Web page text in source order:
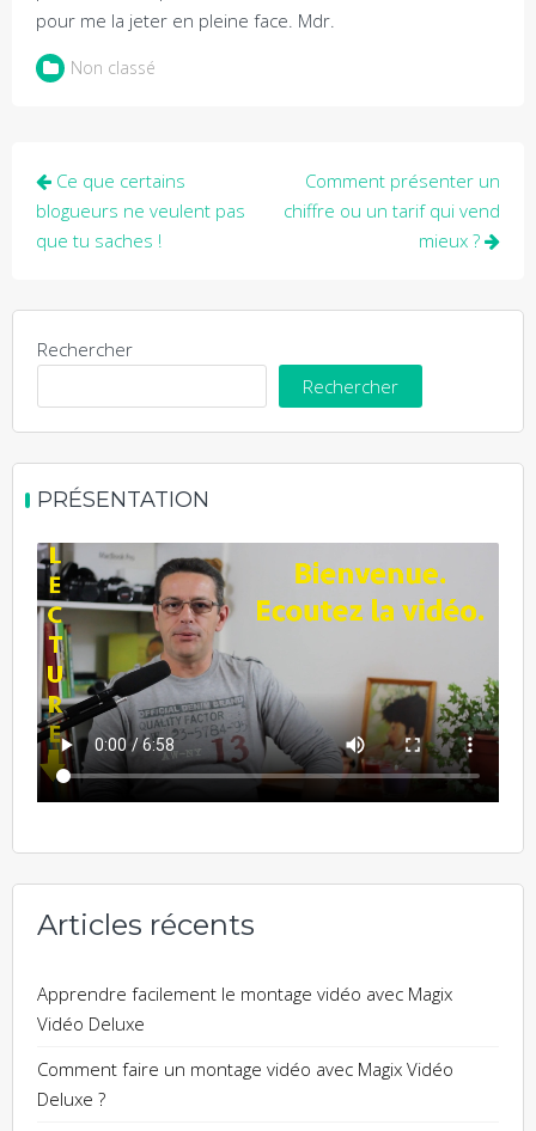
pour me la jeter en pleine face. Mdr.
Non classé
Navigation
de
l’article
Ce que certains
blogueurs ne veulent pas
que tu saches !
Comment présenter un
chiffre ou un tarif qui vend
mieux ?
Rechercher
Rechercher
PRÉSENTATION
Articles récents
Apprendre facilement le montage vidéo avec Magix
Vidéo Deluxe
Comment faire un montage vidéo avec Magix Vidéo
Deluxe ?